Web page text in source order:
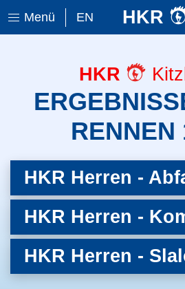
Menü EN HKR
HKR
RENNEN
HKR Herren -
HKR Herren -
HKR Herren -